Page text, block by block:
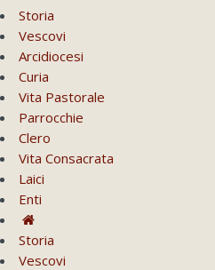
Storia
Vescovi
Arcidiocesi
Curia
Vita Pastorale
Parrocchie
Clero
Vita Consacrata
Laici
Enti
Storia
Vescovi